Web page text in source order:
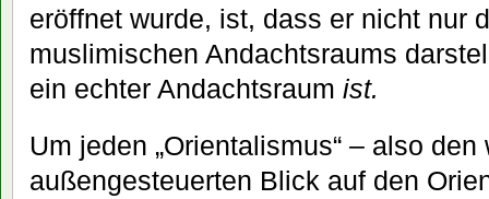
eröffnet wurde, ist, dass er nicht nur
muslimischen Andachtsraums
ein echter Andachtsraum ist.
Um jeden „Orientalismus“ – also
außengesteuerten Blick auf den